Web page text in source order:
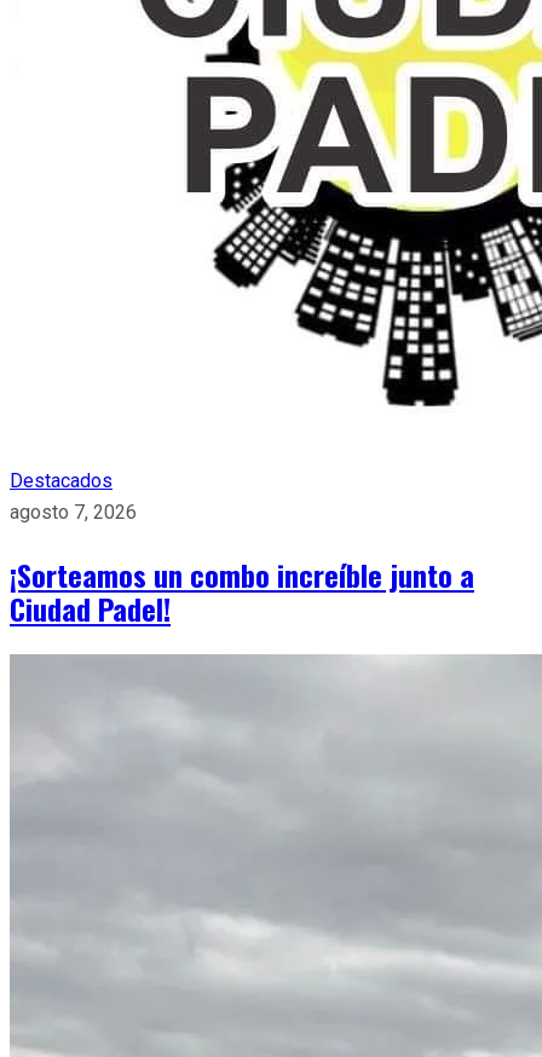
Destacados
agosto 7, 2026
¡Sorteamos un combo increíble junto a
Ciudad Padel!